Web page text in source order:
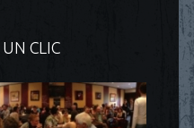
CLIC